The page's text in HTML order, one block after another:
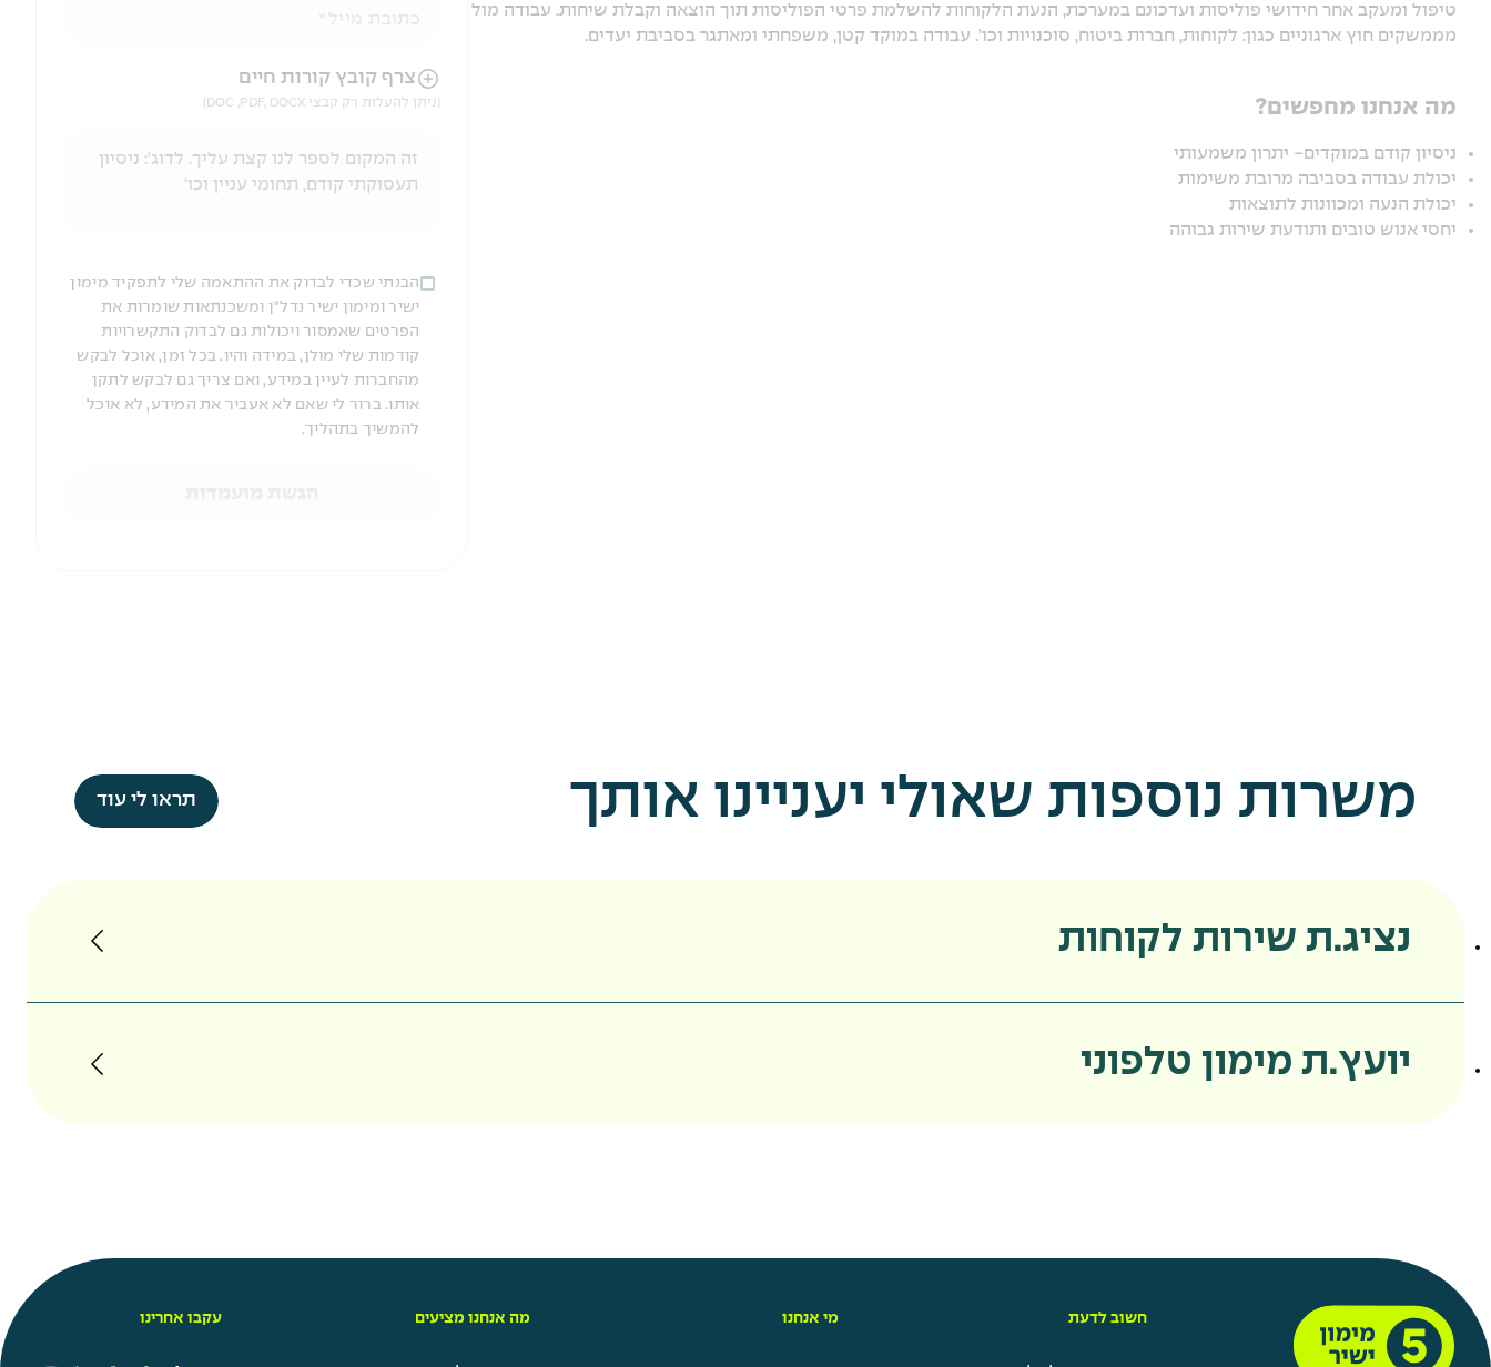
טיפול ומעקב אחר חידושי פוליסות ועדכונם במערכת, הנעת הלקוחות להשלמת פרטי הפוליסות תוך הוצאה וקבלת שיחות. עבודה מול
מממשקים חוץ ארגוניים כגון: לקוחות, חברות ביטוח, סוכנויות וכו'. עבודה במוקד קטן, משפחתי ומאתגר בסביבת יעדים.
מה אנחנו מחפשים?
ניסיון קודם במוקדים- יתרון משמעותי
יכולת עבודה בסביבה מרובת משימות
יכולת הנעה ומכוונות לתוצאות
יחסי אנוש טובים ותודעת שירות גבוהה
הניווט לאחר העלאת הקובץ באמצעות מקש ה-TAB
צרף קובץ קורות חיים
(ניתן להעלות רק קבצי DOC ,PDF, DOCX)
הבנתי שכדי לבדוק את ההתאמה שלי לתפקיד מימון
ישיר ומימון ישיר נדל"ן ומשכנתאות שומרות את
הפרטים שאמסור ויכולות גם לבדוק התקשרויות
קודמות שלי מולן, במידה והיו. בכל זמן, אוכל לבקש
מהחברות לעיין במידע, ואם צריך גם לבקש לתקן
אותו. ברור לי שאם לא אעביר את המידע, לא אוכל
להמשיך בתהליך.
משרות נוספות שאולי יעניינו אותך תראו לי עוד
נציג.ת שירות לקוחות
יועץ.ת מימון טלפוני
חשוב לדעת מי אנחנו מה אנחנו מציעים עקבו אחרינו